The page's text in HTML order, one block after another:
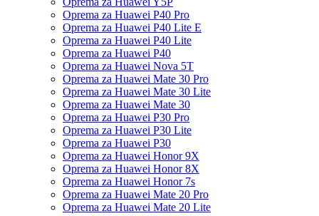
Oprema za Huawei P40 Pro
Oprema za Huawei P40 Lite E
Oprema za Huawei P40 Lite
Oprema za Huawei P40
Oprema za Huawei Nova 5T
Oprema za Huawei Mate 30 Pro
Oprema za Huawei Mate 30 Lite
Oprema za Huawei Mate 30
Oprema za Huawei P30 Pro
Oprema za Huawei P30 Lite
Oprema za Huawei P30
Oprema za Huawei Honor 9X
Oprema za Huawei Honor 8X
Oprema za Huawei Honor 7s
Oprema za Huawei Mate 20 Pro
Oprema za Huawei Mate 20 Lite